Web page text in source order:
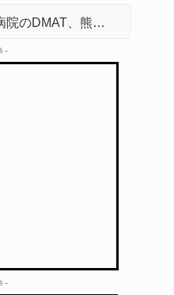
名張市立病院のDMAT、熊本地震の被災地へ 能登以来3回目の派遣
–
–